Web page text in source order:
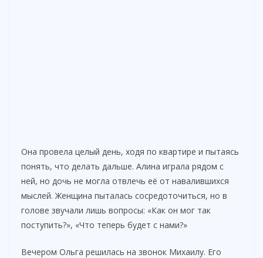
Она провела целый день, ходя по квартире и пытаясь
понять, что делать дальше. Алина играла рядом с
ней, но дочь не могла отвлечь её от навалившихся
мыслей. Женщина пыталась сосредоточиться, но в
голове звучали лишь вопросы: «Как он мог так
поступить?», «Что теперь будет с нами?»
Вечером Ольга решилась на звонок Михаилу. Его